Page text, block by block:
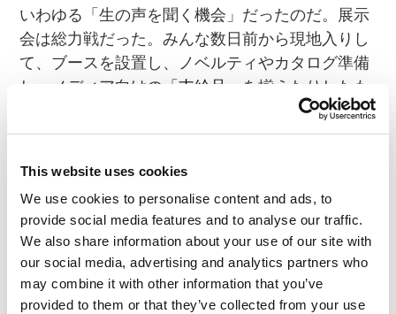
This website uses cookies
We use cookies to personalise content and ads, to
provide social media features and to analyse our traffic.
We also share information about your use of our site with
our social media, advertising and analytics partners who
may combine it with other information that you’ve
provided to them or that they’ve collected from your use
いわゆる「生の声を聞く機会」だったのだ。展示
会は総力戦だった。みんな数日前から現地入りし
て、ブースを設置し、ノベルティやカタログ準備
し、メディア向けの「支給品
」を揃えたりしたも